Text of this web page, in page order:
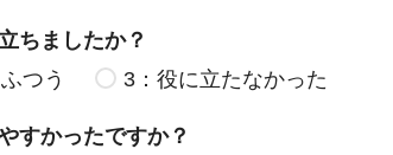
ちましたか？
つう 3：役に立たなかった
すかったですか？